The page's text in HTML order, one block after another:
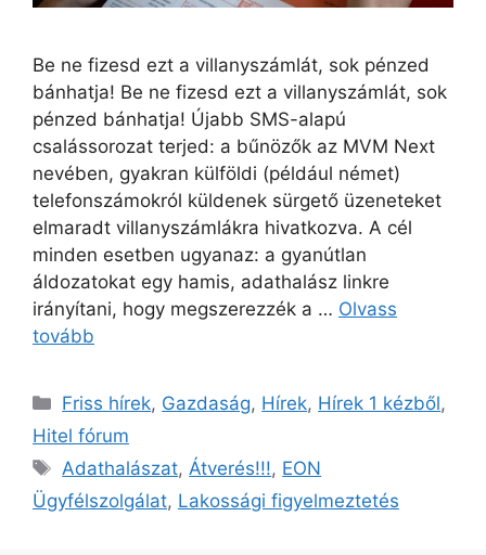
Be ne fizesd ezt a villanyszámlát, sok pénzed
bánhatja! Be ne fizesd ezt a villanyszámlát, sok
pénzed bánhatja! Újabb SMS-alapú
csalássorozat terjed: a bűnözők az MVM Next
nevében, gyakran külföldi (például német)
telefonszámokról küldenek sürgető üzeneteket
elmaradt villanyszámlákra hivatkozva. A cél
minden esetben ugyanaz: a gyanútlan
áldozatokat egy hamis, adathalász linkre
irányítani, hogy megszerezzék a … Olvass
tovább
Kategória
Friss hírek, Gazdaság, Hírek, Hírek 1 kézből,
Hitel fórum
Címkék
Adathalászat, Átverés!!!, EON
Ügyfélszolgálat, Lakossági figyelmeztetés